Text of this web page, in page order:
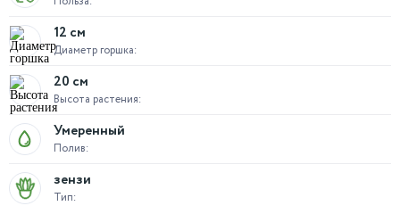
Диаметр горшка:
12 см
Высота растения:
20 см
Полив:
Умеренный
Тип:
зензи